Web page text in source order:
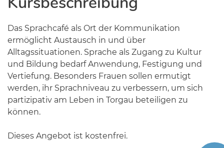
Das Sprachcafé als Ort der Kommunikation
ermöglicht Austausch in und über
Alltagssituationen. Sprache als Zugang zu Kultur
und Bildung bedarf Anwendung, Festigung und
Vertiefung. Besonders Frauen sollen ermutigt
werden, ihr Sprachniveau zu verbessern, um sich
partizipativ am Leben in Torgau beteiligen zu
können.
Dieses Angebot ist kostenfrei.